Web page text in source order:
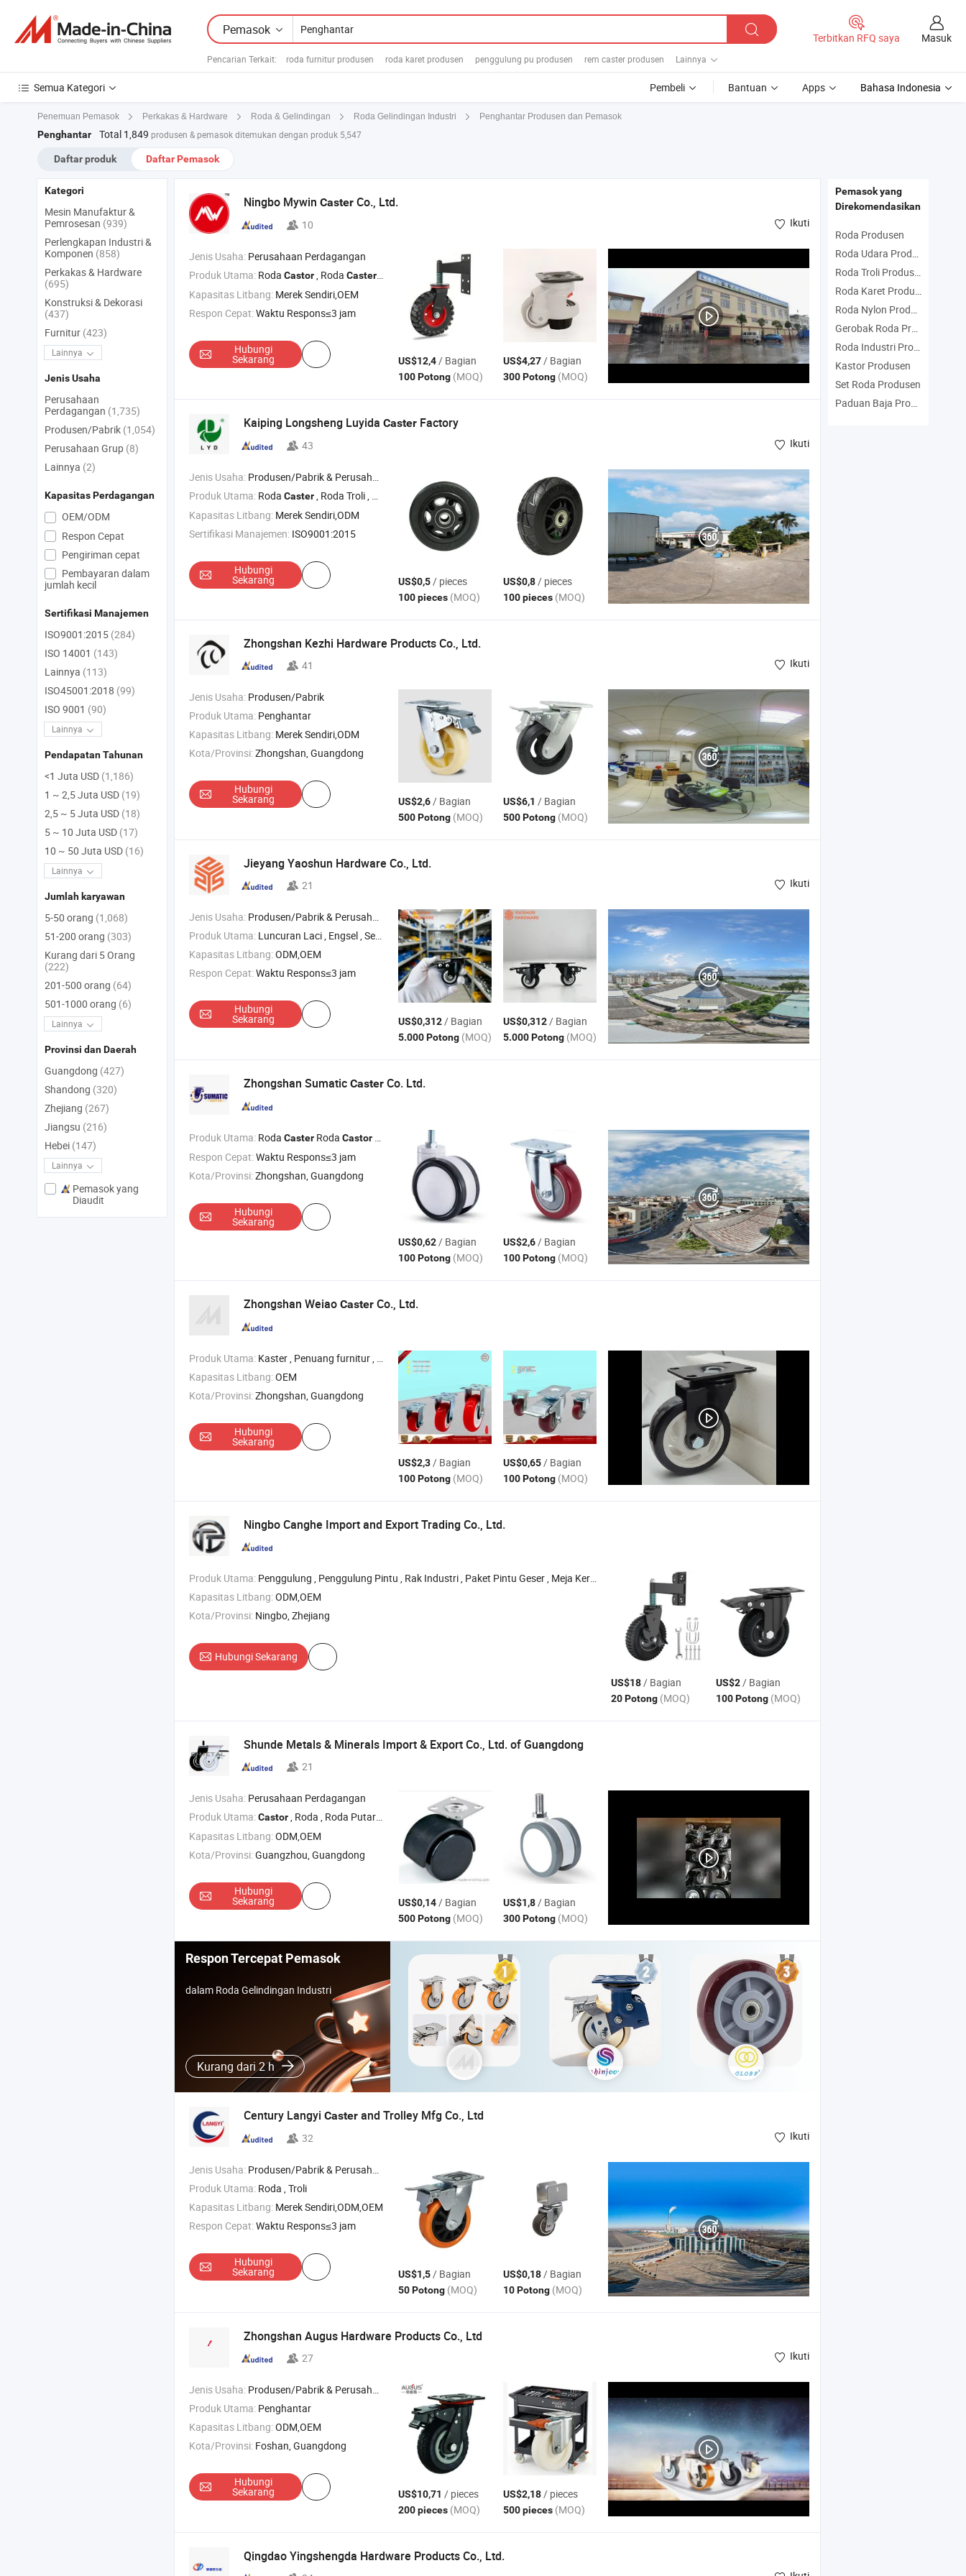
Pemasok
Pencarian Terkait: roda furnitur produsen roda karet produsen penggulung pu produsen rem caster produsen Lainnya
Terbitkan RFQ saya Masuk
Semua Kategori Pembeli Bantuan Apps Bahasa Indonesia
Penemuan Pemasok Perkakas & Hardware Roda & Gelindingan Roda Gelindingan Industri Penghantar Produsen dan Pemasok
Penghantar Total 1,849 produsen & pemasok ditemukan dengan produk 5,547
Daftar produk Daftar Pemasok
Ningbo Mywin Caster Co., Ltd.
10 Ikuti
Jenis Usaha: Perusahaan Perdagangan
Produk Utama: Roda Castor, Roda Caster, Roda , Roda Industri , Roda Medis
Kapasitas Litbang: Merek Sendiri,OEM
Respon Cepat:Waktu Respons≤3 jam
Hubungi
Sekarang US$12,4/ Bagian
100 Potong (MOQ)
US$4,27/ Bagian
300 Potong (MOQ)
Kaiping Longsheng Luyida Caster Factory
43 Ikuti
Jenis Usaha: Produsen/Pabrik & Perusahaan Dagang
Produk Utama: Roda Caster, Roda Troli , Roda Kursi Roda , Roda Tempat Sampah , Roda Pemanggang Barbekyu
Kapasitas Litbang: Merek Sendiri,ODM
Sertifikasi Manajemen: ISO9001:2015
Hubungi
Sekarang US$0,5/ pieces
100 pieces (MOQ)
US$0,8/ pieces
100 pieces (MOQ)
Zhongshan Kezhi Hardware Products Co., Ltd.
41 Ikuti
Jenis Usaha: Produsen/Pabrik
Produk Utama: Penghantar
Kapasitas Litbang: Merek Sendiri,ODM
Kota/Provinsi:Zhongshan, Guangdong
Hubungi
Sekarang US$2,6/ Bagian
500 Potong (MOQ)
US$6,1 / Bagian
500 Potong (MOQ)
Jieyang Yaoshun Hardware Co., Ltd.
21 Ikuti
Jenis Usaha: Produsen/Pabrik & Perusahaan Dagang
Produk Utama: Luncuran Laci , Engsel , Sekrup , 3 di 1
Kapasitas Litbang:ODM,OEM
Respon Cepat:Waktu Respons≤3 jam
Hubungi
Sekarang US$0,312/ Bagian
5.000 Potong (MOQ)
US$0,312/ Bagian
5.000 Potong (MOQ)
Zhongshan Sumatic Caster Co. Ltd.
Produk Utama: Roda Caster Roda Castor Caster
Respon Cepat:Waktu Respons≤3 jam
Kota/Provinsi:Zhongshan, Guangdong
Hubungi
Sekarang
US$0,62/ Bagian
100 Potong (MOQ)
US$2,6/ Bagian
100 Potong (MOQ)
Zhongshan Weiao Caster Co., Ltd.
Produk Utama: Kaster , Penuang furnitur , Penuang pemaster , Universal , Penuang Universal
Kapasitas Litbang:OEM
Kota/Provinsi:Zhongshan, Guangdong
Hubungi
Sekarang
US$2,3/ Bagian
100 Potong (MOQ)
US$0,65/ Bagian
100 Potong (MOQ)
Ningbo Canghe Import and Export Trading Co., Ltd.
Produk Utama: Penggulung , Penggulung Pintu , Rak Industri , Paket Pintu Geser , Meja Kerja Industri
Kapasitas Litbang:ODM,OEM
Kota/Provinsi: Ningbo, Zhejiang
Hubungi Sekarang
US$18/ Bagian
20 Potong (MOQ)
US$2/ Bagian
100 Potong (MOQ)
Shunde Metals & Minerals Import & Export Co., Ltd. of Guangdong
21
Jenis Usaha: Perusahaan Perdagangan
Produk Utama:Castor, Roda , Roda Putar , Engsel , Kunci
Kapasitas Litbang:ODM,OEM
Kota/Provinsi:Guangzhou, Guangdong
Hubungi
Sekarang US$0,14/ Bagian
500 Potong (MOQ)
US$1,8/ Bagian
300 Potong (MOQ)
Respon Tercepat Pemasok
dalam Roda Gelindingan Industri
Kurang dari 2 h
Century Langyi Caster and Trolley Mfg Co., Ltd
32 Ikuti
Jenis Usaha: Produsen/Pabrik & Perusahaan Dagang
Produk Utama: Roda , Troli
Kapasitas Litbang: Merek Sendiri,ODM,OEM
Respon Cepat:Waktu Respons≤3 jam
Hubungi
Sekarang US$1,5/ Bagian
50 Potong (MOQ)
US$0,18/ Bagian
10 Potong (MOQ)
Zhongshan Augus Hardware Products Co., Ltd
27 Ikuti
Jenis Usaha: Produsen/Pabrik & Perusahaan Dagang
Produk Utama: Penghantar
Kapasitas Litbang:ODM,OEM
Kota/Provinsi: Foshan, Guangdong
Hubungi
Sekarang US$10,71 / pieces
200 pieces (MOQ)
US$2,18/ pieces
500 pieces (MOQ)
Qingdao Yingshengda Hardware Products Co., Ltd.
Kategori
Mesin Manufaktur &
Pemrosesan (939)
Perlengkapan Industri &
Komponen (858)
Perkakas & Hardware
(695)
Konstruksi & Dekorasi
(437)
Furnitur (423)
Lainnya
Jenis Usaha
Perusahaan
Perdagangan (1,735)
Produsen/Pabrik (1,054)
Perusahaan Grup (8)
Lainnya (2)
Kapasitas Perdagangan
OEM/ODM
Respon Cepat
Pengiriman cepat
Pembayaran dalam
jumlah kecil
Sertifikasi Manajemen
ISO9001:2015 (284)
ISO 14001 (143)
Lainnya (113)
ISO45001:2018 (99)
ISO 9001 (90)
Lainnya
Pendapatan Tahunan
<1 Juta USD (1,186)
1 ~ 2,5 Juta USD (19)
2,5 ~ 5 Juta USD (18)
5 ~ 10 Juta USD (17)
10 ~ 50 Juta USD (16)
Lainnya
Jumlah karyawan
5-50 orang (1,068)
51-200 orang (303)
Kurang dari 5 Orang
(222)
201-500 orang (64)
501-1000 orang (6)
Lainnya
Provinsi dan Daerah
Guangdong (427)
Shandong (320)
Zhejiang (267)
Jiangsu (216)
Hebei (147)
Lainnya
Pemasok yang
Diaudit
Pemasok yang
Direkomendasikan
Roda Produsen
Roda Udara Produsen
Roda Troli Produsen
Roda Karet Produsen
Roda Nylon Produsen
Gerobak Roda Produsen
Roda Industri Produsen
Kastor Produsen
Set Roda Produsen
Paduan Baja Produsen